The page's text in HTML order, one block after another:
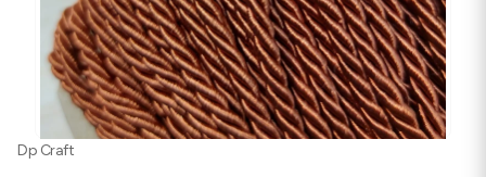
Dp Craft